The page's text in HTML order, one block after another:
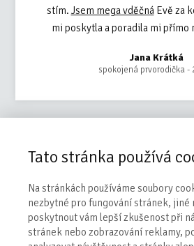
stím. Jsem mega vděčnáEvě za
mi poskytla a poradila mi přímo
Jana Krátká
spokojená prvorodička -
na cestu ke
rodičovství, ve
jistá a naplněná,
těšit na radostnou
plnou
Tato stránka používá
Na stránkách používáme soubory
nezbytné pro fungování stránek, jiné
poskytnout vám lepší zkušenost při
stránek nebo zobrazování reklamy,